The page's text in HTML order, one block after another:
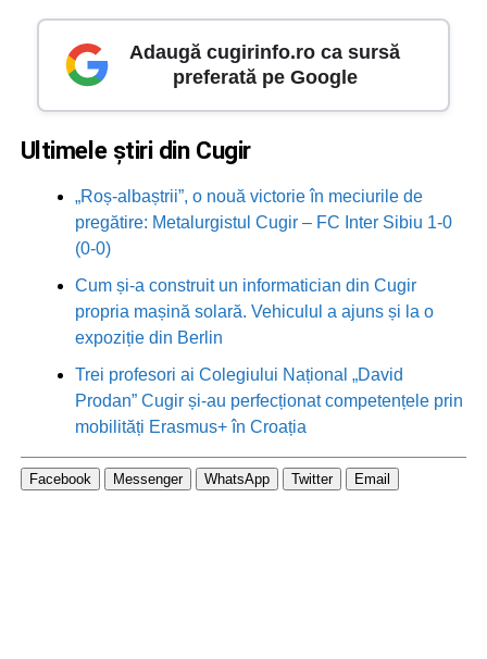
Adaugă cugirinfo.ro ca sursă
preferată pe Google
Ultimele știri din Cugir
„Roș-albaștrii”, o nouă victorie în meciurile de
pregătire: Metalurgistul Cugir – FC Inter Sibiu 1-0
(0-0)
Cum și-a construit un informatician din Cugir
propria mașină solară. Vehiculul a ajuns și la o
expoziție din Berlin
Trei profesori ai Colegiului Național „David
Prodan” Cugir și-au perfecționat competențele prin
mobilități Erasmus+ în Croația
Facebook Messenger WhatsApp Twitter Email